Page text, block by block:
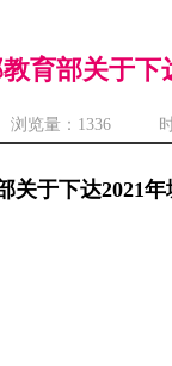
育部关于
浏览量： 1336 时间
关于下达2021